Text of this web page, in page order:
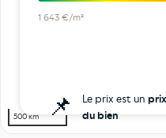
1 643 €/m²
📌 Le prix est un
du bien
500 km